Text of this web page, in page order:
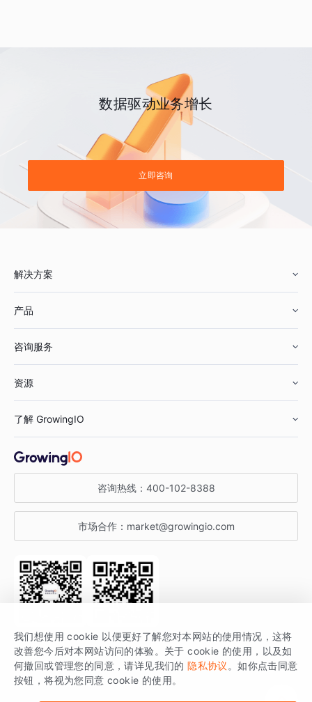
数据驱动业务增长
立即咨询
解决方案
鞋服行业
汽车行业
金融行业
产品
智能运营
获客分析
咨询服务
资源
增长公开课
增长博客
开发者文档
SDK 文档
场景指南
了解 GrowingIO
关于 GrowingIO
增长大会
行业活动
咨询热线： 400-102-8388
市场合作： market@growingio.com
关注公众号 获取更多干货
GrowingIO 是专注于数据智能分析与增长的品牌，核心平台为 GrowingIO
分析云。
我们想使用 cookie 以便更好了解您对本网站的使用情况，这将
改善您今后对本网站访问的体验。关于 cookie 的使用，以及如
何撤回或管理您的同意，请详见我们的 隐私协议 。如你点击同意
按钮，将视为您同意 cookie 的使用。